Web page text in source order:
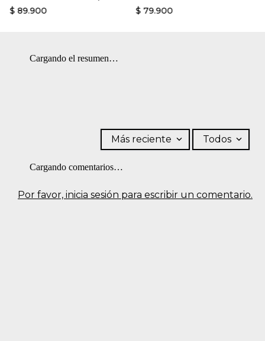
$ 89.900
$ 79.900
Cargando el resumen…
Por favor, inicia sesión para escribir un comentario.
Más reciente Todos
Cargando comentarios…